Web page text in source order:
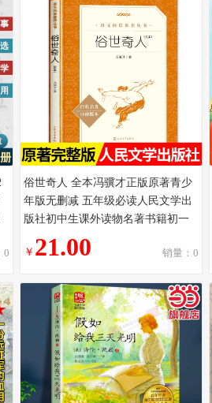
0
俗世奇人 全本冯骥才正版原著青少
年版无删减 五年级必读人民文学出
版社初中生课外读物名著书籍初一
二三六年级 熟世奇人完整版t
￥ 21.00 销量：0